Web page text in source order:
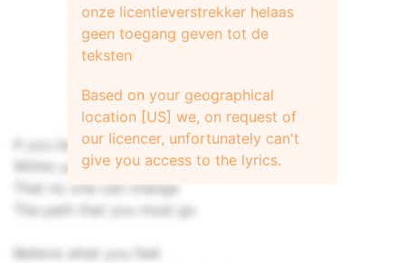
If you believe
Within your heart you`ll know
That no one can change
The path that you must go
Believe what you feel
onze licentieverstrekker helaas
geen toegang geven tot de
teksten
Based on your geographical
location [US] we, on request of
our licencer, unfortunately can't
give you access to the lyrics.